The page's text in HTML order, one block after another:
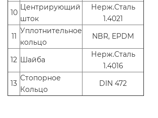
10
Центрирующий
шток
Нерж.Сталь
1.4021
11
Уплотнительное
кольцо
NBR, EPDM
12 Шайба
Нерж.Сталь
1.4016
13
Стопорное
Кольцо
DIN 472